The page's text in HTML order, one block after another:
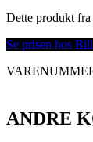
Dette produkt
Se prisen hos
ANDRE